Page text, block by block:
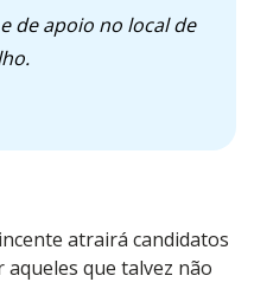
de apoio no local de
atrairá candidatos
que talvez não